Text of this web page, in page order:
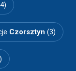
Czorsztyn (3)